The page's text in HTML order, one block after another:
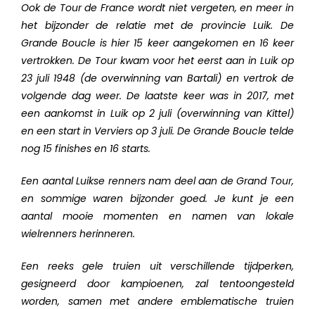
Ook de Tour de France wordt niet vergeten, en meer in
het bijzonder de relatie met de provincie Luik. De
Grande Boucle is hier 15 keer aangekomen en 16 keer
vertrokken. De Tour kwam voor het eerst aan in Luik op
23 juli 1948 (de overwinning van Bartali) en vertrok de
volgende dag weer. De laatste keer was in 2017, met
een aankomst in Luik op 2 juli (overwinning van Kittel)
en een start in Verviers op 3 juli. De Grande Boucle telde
nog 15 finishes en 16 starts.
Een aantal Luikse renners nam deel aan de Grand Tour,
en sommige waren bijzonder goed. Je kunt je een
aantal mooie momenten en namen van lokale
wielrenners herinneren.
Een reeks gele truien uit verschillende tijdperken,
gesigneerd door kampioenen, zal tentoongesteld
worden, samen met andere emblematische truien